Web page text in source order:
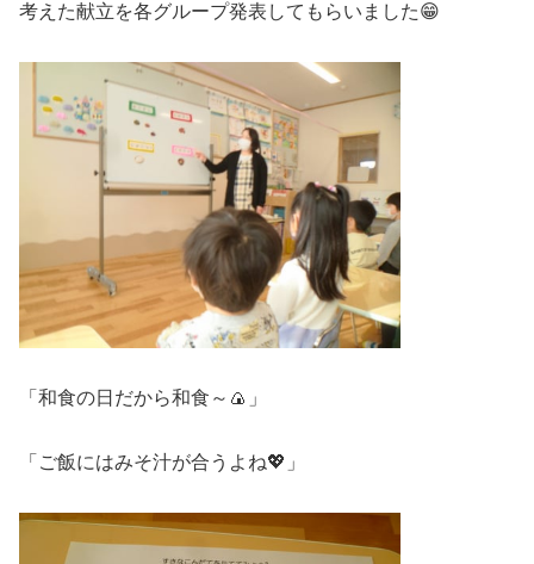
考えた献立を各グループ発表してもらいました😁
「和食の日だから和食～🍙」
「ご飯にはみそ汁が合うよね💖」